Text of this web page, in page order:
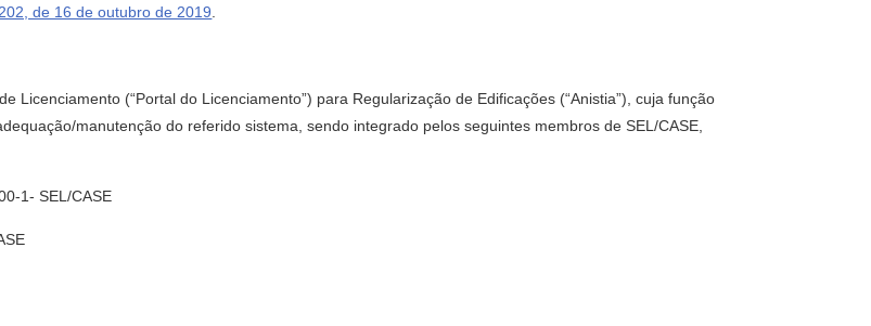
de 16 de outubro de 2019
Licenciamento (“Portal do Licenciamento”) para Regularização de Edificações (“Anistia”), cuja função
manutenção do referido sistema, sendo integrado pelos seguintes membros de SEL/CASE,
1- SEL/CASE